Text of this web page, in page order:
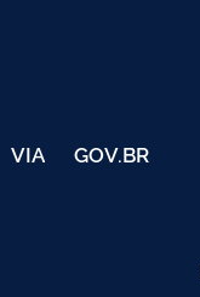
GOV.BR
VIA